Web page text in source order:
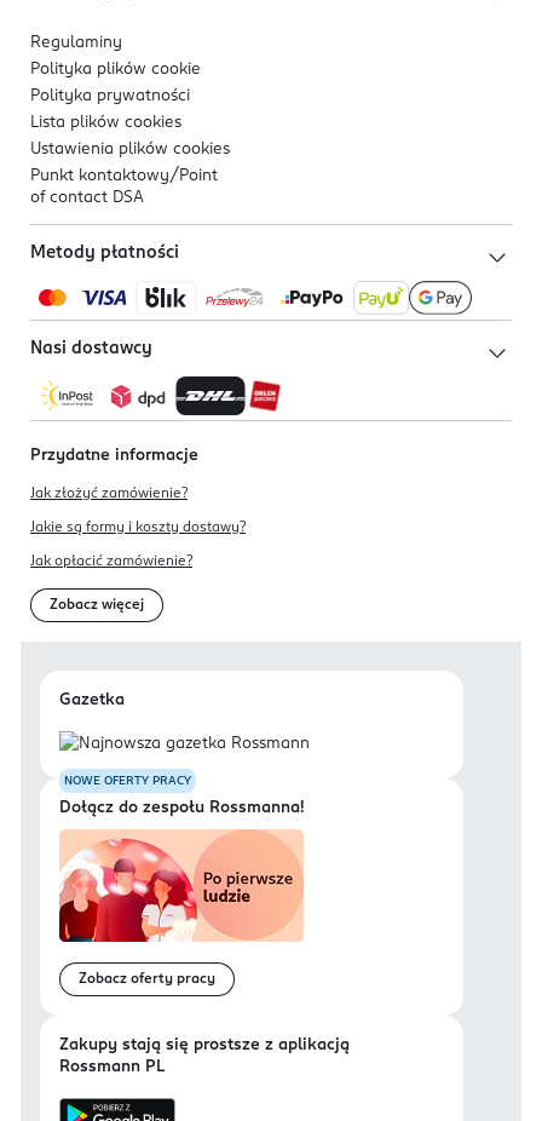
Regulaminy
Polityka plików cookie
Polityka prywatności
Lista plików cookies
Ustawienia plików cookies
Punkt kontaktowy/ Point
of contact DSA
Metody płatności
Nasi dostawcy
Przydatne informacje
Jak złożyć zamówienie?
Jakie są formy i koszty dostawy?
Jak opłacić zamówienie?
Zobacz więcej
Gazetka
NOWE OFERTY PRACY
Dołącz do zespołu Rossmanna!
Zobacz oferty pracy
Zakupy stają się prostsze z aplikacją
Rossmann PL